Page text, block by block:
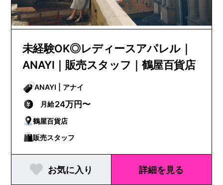
未経験OK◎レディースアパレル｜
ANAYI｜販売スタッフ｜鶴屋百貨店
ANAYI | アナイ
月給24万円〜
鶴屋百貨店
販売スタッフ
お気に入り 詳細を見る